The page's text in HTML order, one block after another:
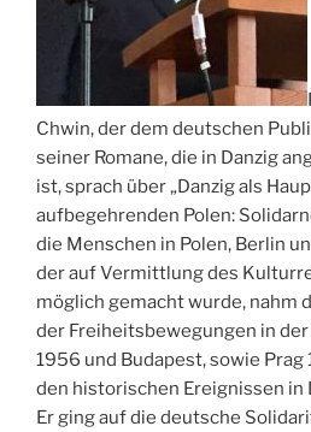
Chwin, der dem deutschen
seiner Romane, die in Danzig
ist, sprach über „Danzig als
aufbegehrenden Polen:
die Menschen in Polen, Berlin
der auf Vermittlung des
möglich gemacht wurde, nahm
der Freiheitsbewegungen in der
1956 und Budapest, sowie
den historischen Ereignissen in
Er ging auf die deutsche